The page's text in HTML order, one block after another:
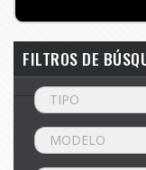
FILTROS DE